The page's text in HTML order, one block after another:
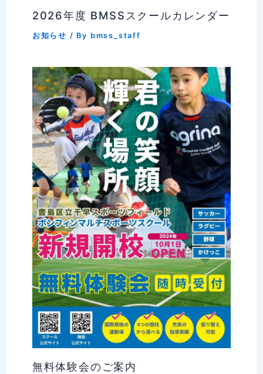
2026年度 BMSSスクールカレンダー
お知らせ / By bmss_staff
無料体験会のご案内